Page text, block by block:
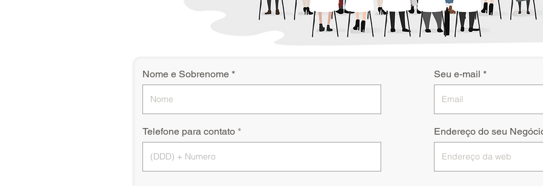
Nome e Sobrenome
Telefone para contato
Seu e-mail
Endereço do seu